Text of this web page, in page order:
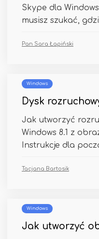
Skype dla
musisz szukać,
Pan Sara Łapiński
Windows
Dysk
Jak utworzyć
Windows 8.1 z
Instrukcje dla
Tacjana Bartosik
Windows
Jak utworzyć